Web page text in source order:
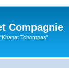
Compagnie
Tchompas"